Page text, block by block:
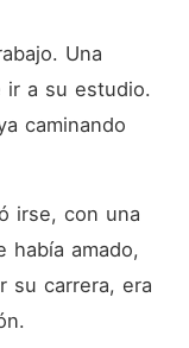
ir a su estudio.
caminando
irse, con una
había amado,
su carrera, era